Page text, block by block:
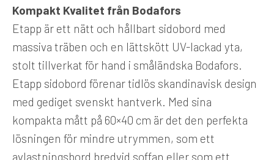
Kompakt Kvalitet från Bodafors
Etapp är ett nätt och hållbart sidobord med
massiva träben och en lättskött UV-lackad yta,
stolt tillverkat för hand i småländska Bodafors.
Etapp sidobord förenar tidlös skandinavisk design
med gediget svenskt hantverk. Med sina
kompakta mått på 60×40 cm är det den perfekta
lösningen för mindre utrymmen, som ett
avlastningsbord bredvid soffan eller som ett